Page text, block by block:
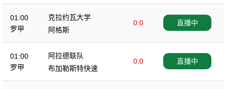
01:00
罗甲
克拉约瓦大学
0:0
阿格斯
直播中
01:00
罗甲
阿拉德联队
0:0
布加勒斯特快速
直播中